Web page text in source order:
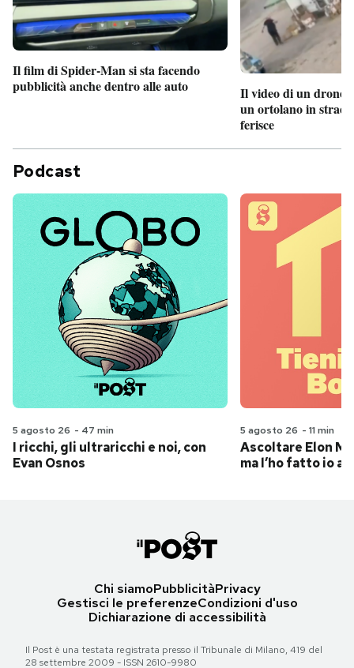
Il film di Spider-Man si sta facendo
pubblicità anche dentro alle auto
Il video di un drone
un ortolano in
ferisce
Podcast
5 agosto 26 - 47 min
I ricchi, gli ultraricchi e noi, con
Evan Osnos
5 agosto 26 - 11 min
Ascoltare Elon
ma l’ho fatto io
Chi siamoPubblicitàPrivacy
Gestisci le preferenzeCondizioni d'uso
Dichiarazione di accessibilità
Il Post è una testata registrata presso il Tribunale di Milano, 419 del
28 settembre 2009 - ISSN 2610-9980